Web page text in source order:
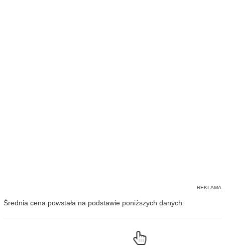
Średnia cena powstała na podstawie poniższych danych: